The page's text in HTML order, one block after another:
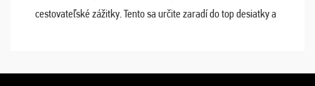
cestovateľské zážitky. Tento sa určite zaradí do top desiatky a